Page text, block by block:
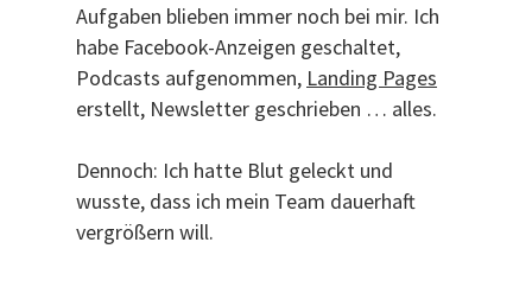
Aufgaben blieben immer noch bei mir. Ich
habe Facebook-Anzeigen geschaltet,
Podcasts aufgenommen, Landing Pages
erstellt, Newsletter geschrieben … alles.
Dennoch: Ich hatte Blut geleckt und
wusste, dass ich mein Team dauerhaft
vergrößern will.